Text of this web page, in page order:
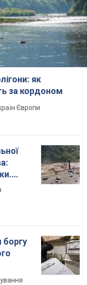
як
за кордоном
Європи
боргу